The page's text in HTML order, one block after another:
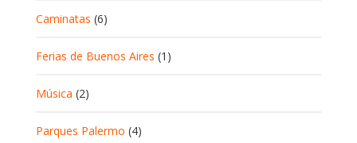
Caminatas (6)
Ferias de Buenos Aires (1)
Música (2)
Parques Palermo (4)